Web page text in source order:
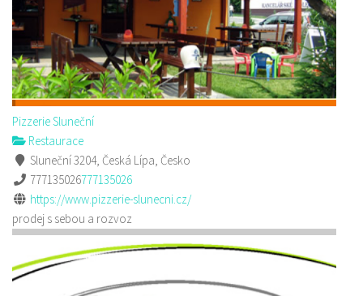
Pizzerie Sluneční
Restaurace
Sluneční 3204, Česká Lípa, Česko
777135026777135026
https://www.pizzerie-slunecni.cz/
prodej s sebou a rozvoz